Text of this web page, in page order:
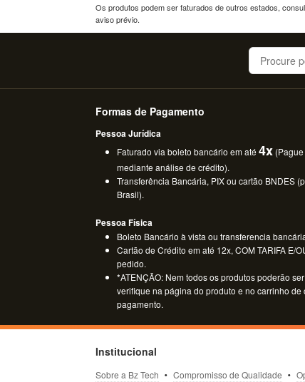
Os produtos podem ser faturados de outros estados,
aviso prévio.
Buscar
Formas de Pagamento
Pessoa Jurídica
Faturado via boleto bancário em até4x
mediante análise de crédito).
Transferência Bancária, PIX ou cartão BNDES
Brasil).
Pessoa Física
Boleto Bancário à vista ou transferencia
Cartão de Crédito em até 12x, COM TARIFA E/
pedido.
*ATENÇÃO: Nem todos os produtos poderão
verifique na página do produto e no carrinho
pagamento.
Institucional
Sobre a Bz Tech Compromisso de Qualidade